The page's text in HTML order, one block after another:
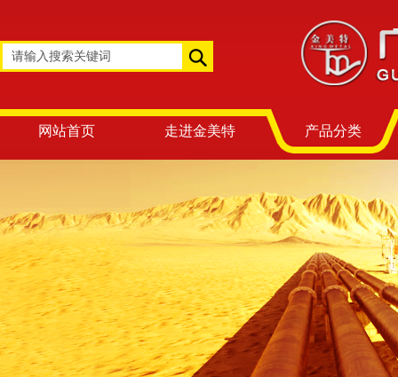
网站首页 走进金美特 产品分类